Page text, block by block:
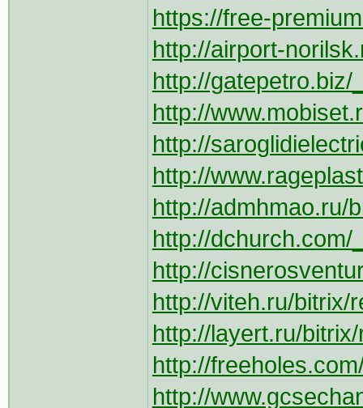
https://free-
http://airport-
http://gatepetro.biz/
http://
http://
http://
http://admhmao.ru/
http://dchurch.com/
http://
http://viteh.ru/bitrix/
http://layert.ru/
http://
http://